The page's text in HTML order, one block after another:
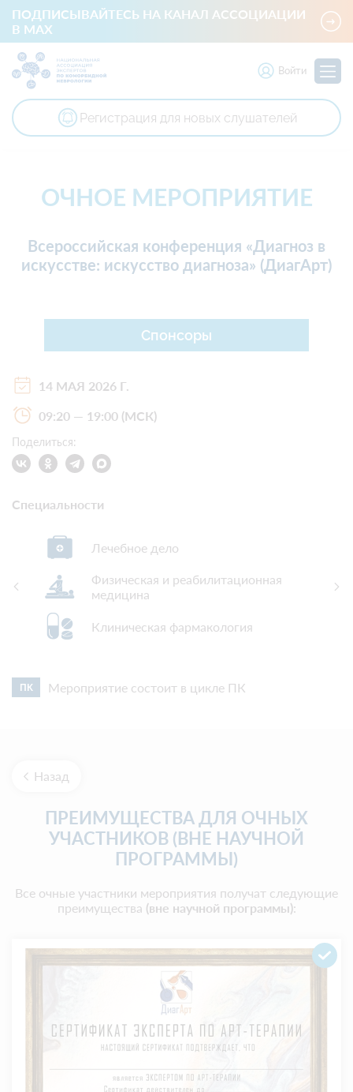
ПОДПИСЫВАЙТЕСЬ НА КАНАЛ АССОЦИАЦИИ
В MAX
Войти
Регистрация для новых слушателей
14 МАЯ 2026 Г.
09:20 — 19:00 (МСК)
Поделиться:
ОЧНОЕ МЕРОПРИЯТИЕ
Всероссийская конференция «Диагноз в
искусстве: искусство диагноза» (ДиагАрт)
Спонсоры
Специальности
Гериатрия
Лечебная физкультура и спортивная
медицина
Организация здравоохранения
ПК Мероприятие состоит в цикле ПК
Назад
ПРЕИМУЩЕСТВА ДЛЯ ОЧНЫХ
УЧАСТНИКОВ (ВНЕ НАУЧНОЙ
ПРОГРАММЫ)
Все очные участники мероприятия получат следующие
преимущества (вне научной программы):